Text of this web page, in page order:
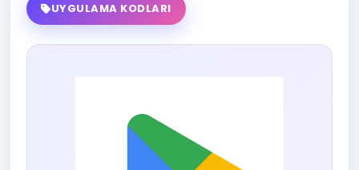
UYGULAMA KODLARI